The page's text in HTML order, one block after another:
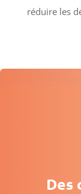
réduire les
Des